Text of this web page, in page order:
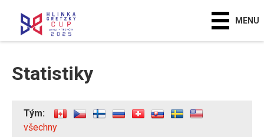
MENU
Statistiky
Tým:
všechny